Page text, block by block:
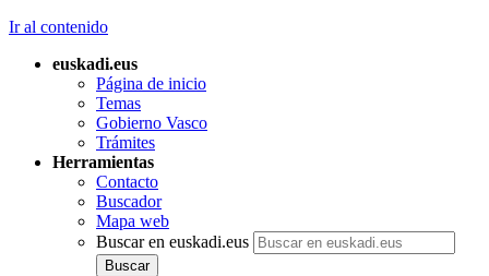
Ir al contenido
euskadi.eus
Página de inicio
Temas
Gobierno Vasco
Trámites
Herramientas
Contacto
Buscador
Mapa web
Buscar en euskadi.eus